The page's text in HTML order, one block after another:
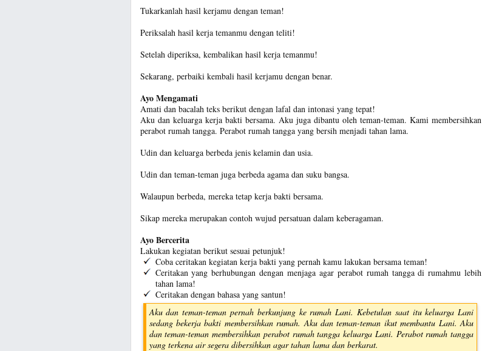
Tukarkanlah hasil kerjamu dengan teman!
Periksalah hasil kerja temanmu dengan teliti!
Setelah diperiksa, kembalikan hasil kerja temanmu!
Sekarang, perbaiki kembali hasil kerjamu dengan benar.
Ayo Mengamati
Amati dan bacalah teks berikut dengan lafal dan intonasi yang tepat!
Aku dan keluarga kerja bakti bersama. Aku juga dibantu oleh teman-teman. Kami membersihkan
perabot rumah tangga. Perabot rumah tangga yang bersih menjadi tahan lama.
Udin dan keluarga berbeda jenis kelamin dan usia.
Udin dan teman-teman juga berbeda agama dan suku bangsa.
Walaupun berbeda, mereka tetap kerja bakti bersama.
Sikap mereka merupakan contoh wujud persatuan dalam keberagaman.
Ayo Bercerita
Lakukan kegiatan berikut sesuai petunjuk!
Coba ceritakan kegiatan kerja bakti yang pernah kamu lakukan bersama teman!
Ceritakan yang berhubungan dengan menjaga agar perabot rumah tangga di rumahmu lebih
tahan lama!
Ceritakan dengan bahasa yang santun!
Aku dan teman-teman pernah berkunjung ke rumah Lani. Kebetulan saat itu keluarga Lani
sedang bekerja bakti membersihkan rumah. Aku dan teman-teman ikut membantu Lani. Aku
dan teman-teman membersihkan perabot rumah tangga keluarga Lani. Perabot rumah tangga
yang terkena air segera dibersihkan agar tahan lama dan berkarat.